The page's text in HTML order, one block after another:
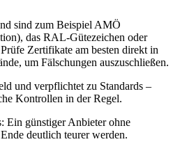
sind zum Beispiel AMÖ
das RAL‑Gütezeichen oder
Zertifikate am besten direkt in
um Fälschungen auszuschließen.
und verpflichtet zu Standards –
Kontrollen in der Regel.
Ein günstiger Anbieter ohne
deutlich teurer werden.